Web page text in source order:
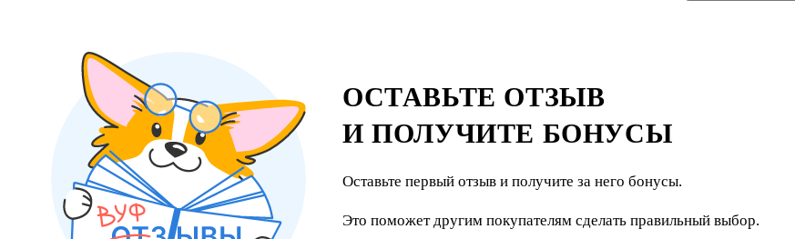
ОСТАВЬТЕ ОТЗЫВ
И ПОЛУЧИТЕ БОНУСЫ
Оставьте первый отзыв и получите за него бонусы.
Это поможет другим покупателям сделать правильный выбор.